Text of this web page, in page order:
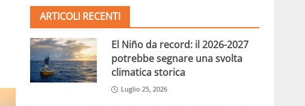
ARTICOLI RECENTI
El Niño da record: il 2026-2027
potrebbe segnare una svolta
climatica storica
Luglio 25, 2026